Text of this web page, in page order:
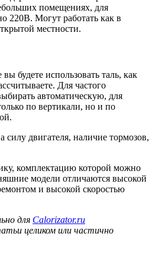
помещениях, для
220В. Могут работать как в
местности.
вы будете использовать таль, как
Для частого
автоматическую, для
по вертикали, но и по
двигателя, наличие тормозов,
комплектацию которой можно
модели отличаются высокой
и высокой скоростью
для Calorizator.ru
целиком или частично